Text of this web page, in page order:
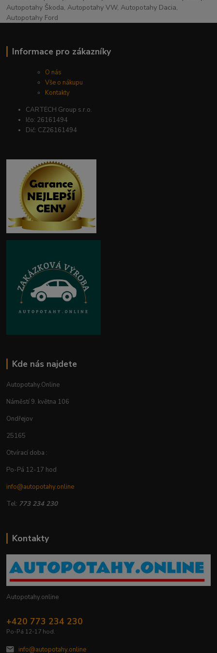
Autopotahy Škoda, Autopotahy VW, Autopotahy Dacia,
Autopotahy Ford
Informace pro zákazníky
O nás
Vše o nákupu
Kontakty
CARTECH Group s.r.o.
Ičo: 26161494
Dič: CZ26161494
Kde nás najdete
Autopotahy.Online
Náměstí 9. května 106
Ondřejov
25165
Otvírací doba :
Po-Pá 12-17 hod
info@autopotahy.online
Tel: 773 234 230
Kontakty
Autopotahy.online
+420 773 234 230
Po-Pá 12-17 hod.
info@autopotahy.online